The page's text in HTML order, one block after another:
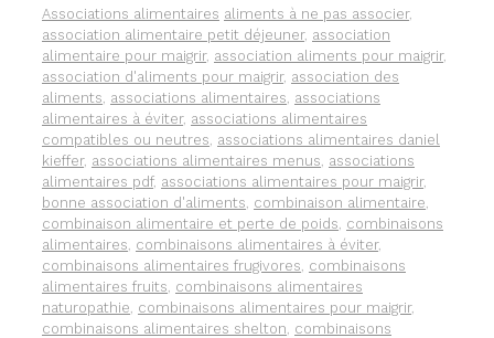
ET
JUS
DE
CITRON
:
UNE
ASSOCIATION
ALIMENTAIRE
QUI
ACCROÎT
LES
EFFETS
ANTIOXYDANTS
DU
THÉ
VERT.
Catégories
Associations alimentaires Étiquettes
aliments à ne pas associer,
association alimentaire petit déjeuner, association
alimentaire pour maigrir, association aliments pour maigrir,
association d'aliments pour maigrir, association des
aliments associations alimentaires associations
alimentaires à éviter, associations alimentaires
compatibles ou neutres associations alimentaires daniel
kieffer, associations alimentaires menus associations
alimentaires pdf, associations alimentaires pour maigrir,
bonne association d'aliments combinaison alimentaire
combinaison alimentaire et perte de poids combinaisons
alimentaires combinaisons alimentaires à éviter,
combinaisons alimentaires frugivores combinaisons
alimentaires fruits combinaisons alimentaires
naturopathie combinaisons alimentaires pour maigrir,
combinaisons alimentaires shelton combinaisons